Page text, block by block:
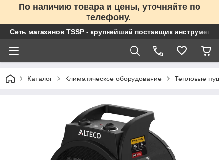
По наличию товара и цены, уточняйте по
телефону.
Сеть магазинов TSSP - крупнейший поставщик
Каталог Климатическое оборудование Тепловые